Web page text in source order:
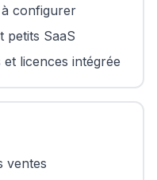
configurer
petits SaaS
licences intégrée
ventes